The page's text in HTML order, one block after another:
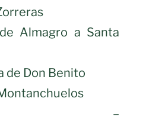
Almagro a Santa
de Don Benito
Montanchuelos